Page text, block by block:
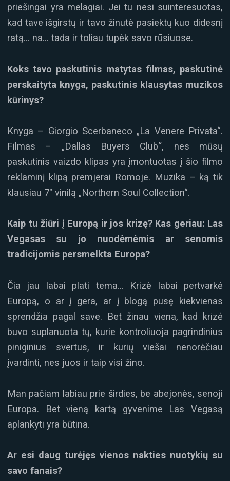
priešingai yra melagiai. Jei tu nesi suinteresuotas,
kad tave išgirstų ir tavo žinutė pasiektų kuo didesnį
ratą… na… tada ir toliau tupėk savo rūsiuose.
Koks tavo paskutinis matytas filmas, paskutinė
perskaityta knyga, paskutinis klausytas muzikos
kūrinys?
Knyga – Giorgio Scerbaneco „La Venere Privata“.
Filmas – „Dallas Buyers Club“, nes mūsų
paskutinis vaizdo klipas yra įmontuotas į šio filmo
reklaminį klipą premjerai Romoje. Muzika – ką tik
klausiau 7″ vinilą „Northern Soul Collection“.
Kaip tu žiūri į Europą ir jos krizę? Kas geriau: Las
Vegasas su jo nuodėmėmis ar senomis
tradicijomis persmelkta Europa?
Čia jau labai plati tema… Krizė labai pertvarkė
Europą, o ar į gera, ar į blogą pusę kiekvienas
sprendžia pagal save. Bet žinau viena, kad krizė
buvo suplanuota tų, kurie kontroliuoja pagrindinius
piniginius svertus, ir kurių viešai nenorėčiau
įvardinti, nes juos ir taip visi žino.
Man pačiam labiau prie širdies, be abejonės, senoji
Europa. Bet vieną kartą gyvenime Las Vegasą
aplankyti yra būtina.
Ar esi daug turėjęs vienos nakties nuotykių su
savo fanais?